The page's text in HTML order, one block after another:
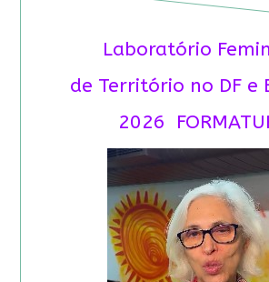
Laboratório
de Território no DF e
2026